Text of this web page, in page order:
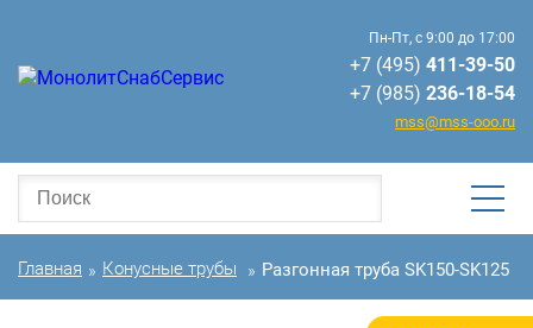
Пн-Пт, с 9:00 до 17:00
+7 (495) 411-39-50
+7 (985) 236-18-54
mss@mss-ooo.ru
Главная » Конусные трубы » Разгонная труба SK150-SK125